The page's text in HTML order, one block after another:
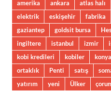
amerika
ankara atlas halı
elektrik
eskişehir fabrika
gaziantep
goldsit bursa
ingiltere
istanbul izmir
kobi kredileri
kobiler konya
ortaklık
Penti satış
yatırım
yeni Ülker